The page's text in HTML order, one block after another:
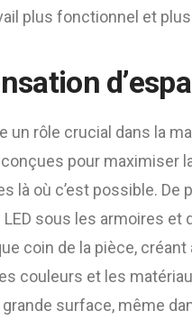
plus fonctionnel et
un rôle crucial dans la
pour maximiser
là où c’est possible. De
sous les armoires et
coin de la pièce, créant
couleurs et les
surface, même